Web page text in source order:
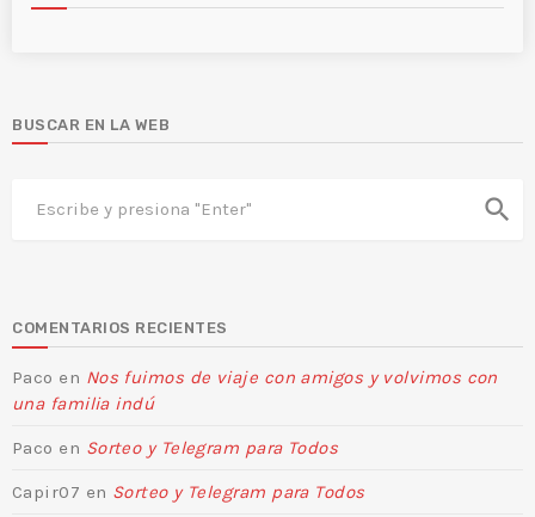
BUSCAR EN LA WEB
search
COMENTARIOS RECIENTES
Paco en Nos fuimos de viaje con amigos y volvimos con
una familia indú
Paco en Sorteo y Telegram para Todos
Capir07 en Sorteo y Telegram para Todos